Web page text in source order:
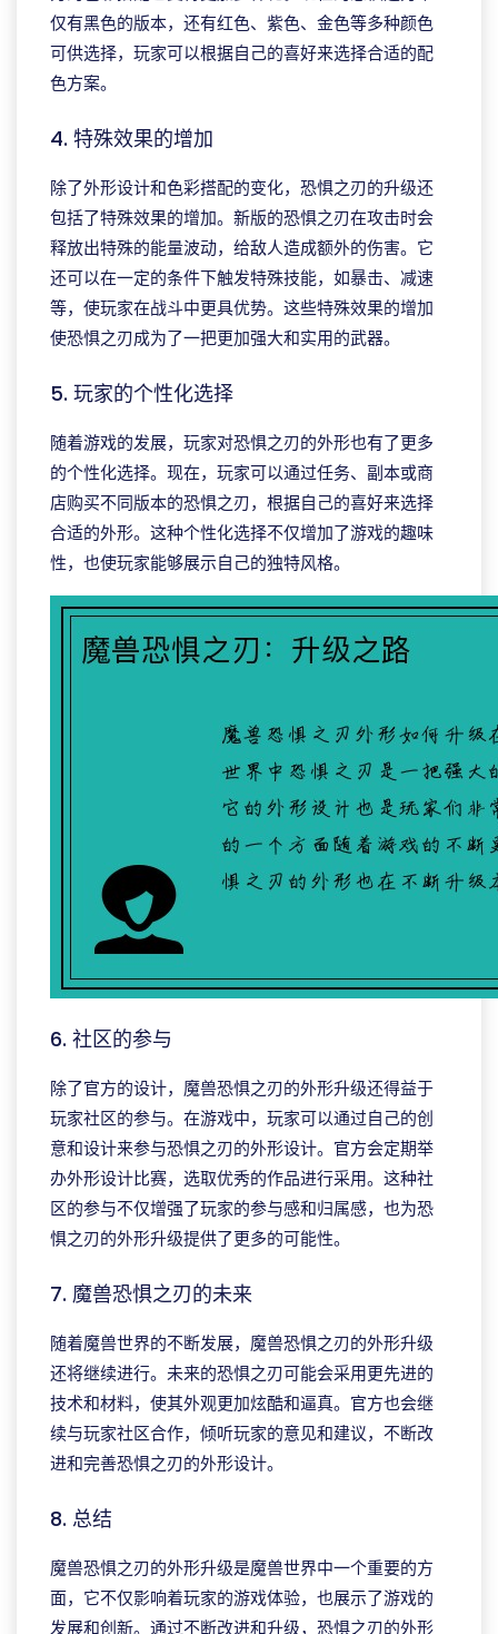
仅有黑色的版本，还有红色、紫色、金色等多种颜色
可供选择，玩家可以根据自己的喜好来选择合适的配
色方案。
4. 特殊效果的增加
除了外形设计和色彩搭配的变化，恐惧之刃的升级还
包括了特殊效果的增加。新版的恐惧之刃在攻击时会
释放出特殊的能量波动，给敌人造成额外的伤害。它
还可以在一定的条件下触发特殊技能，如暴击、减速
等，使玩家在战斗中更具优势。这些特殊效果的增加
使恐惧之刃成为了一把更加强大和实用的武器。
5. 玩家的个性化选择
随着游戏的发展，玩家对恐惧之刃的外形也有了更多
的个性化选择。现在，玩家可以通过任务、副本或商
店购买不同版本的恐惧之刃，根据自己的喜好来选择
合适的外形。这种个性化选择不仅增加了游戏的趣味
性，也使玩家能够展示自己的独特风格。
6. 社区的参与
除了官方的设计，魔兽恐惧之刃的外形升级还得益于
玩家社区的参与。在游戏中，玩家可以通过自己的创
意和设计来参与恐惧之刃的外形设计。官方会定期举
办外形设计比赛，选取优秀的作品进行采用。这种社
区的参与不仅增强了玩家的参与感和归属感，也为恐
惧之刃的外形升级提供了更多的可能性。
7. 魔兽恐惧之刃的未来
随着魔兽世界的不断发展，魔兽恐惧之刃的外形升级
还将继续进行。未来的恐惧之刃可能会采用更先进的
技术和材料，使其外观更加炫酷和逼真。官方也会继
续与玩家社区合作，倾听玩家的意见和建议，不断改
进和完善恐惧之刃的外形设计。
8. 总结
魔兽恐惧之刃的外形升级是魔兽世界中一个重要的方
面，它不仅影响着玩家的游戏体验，也展示了游戏的
发展和创新。通过不断改进和升级，恐惧之刃的外形